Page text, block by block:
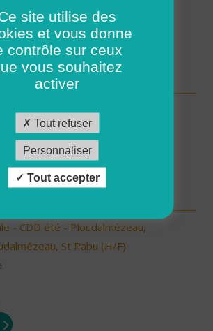
- CDD ou CDI - St Renan (H/F)
CDI ou CDD
- CDD été - Ploudalmézeau,
St Pabu (H/F)
site utilise des
et vous donne
contrôle sur ceux
vous souhaitez
activer
Tout refuser
Personnaliser
Tout accepter